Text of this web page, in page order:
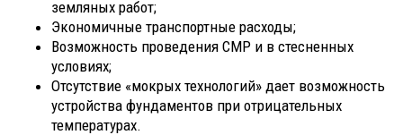
земляных работ;
Экономичные транспортные расходы;
Возможность проведения СМР и в стесненных
условиях;
Отсутствие «мокрых технологий» дает возможность
устройства фундаментов при отрицательных
температурах.